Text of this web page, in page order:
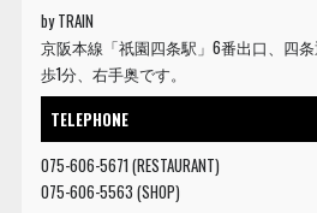
by TRAIN
京阪本線「祇園四条駅」6番出口、四
歩1分、右手奥です。
TELEPHONE
075-606-5671 (RESTAURANT)
075-606-5563 (SHOP)